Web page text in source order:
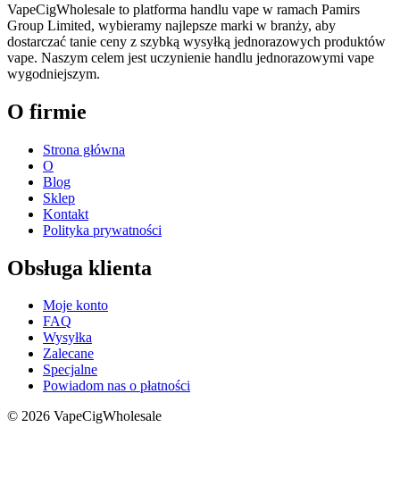
VapeCigWholesale to platforma handlu vape w ramach Pamirs
Group Limited, wybieramy najlepsze marki w branży, aby
dostarczać tanie ceny z szybką wysyłką jednorazowych produktów
vape. Naszym celem jest uczynienie handlu jednorazowymi vape
wygodniejszym.
O firmie
Strona główna
O
Blog
Sklep
Kontakt
Polityka prywatności
Obsługa klienta
Moje konto
FAQ
Wysyłka
Zalecane
Specjalne
Powiadom nas o płatności
© 2026 VapeCigWholesale